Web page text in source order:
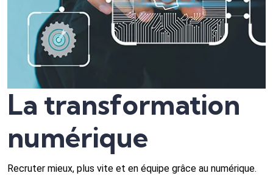
La transformation
numérique
Recruter mieux, plus vite et en équipe grâce au numérique.